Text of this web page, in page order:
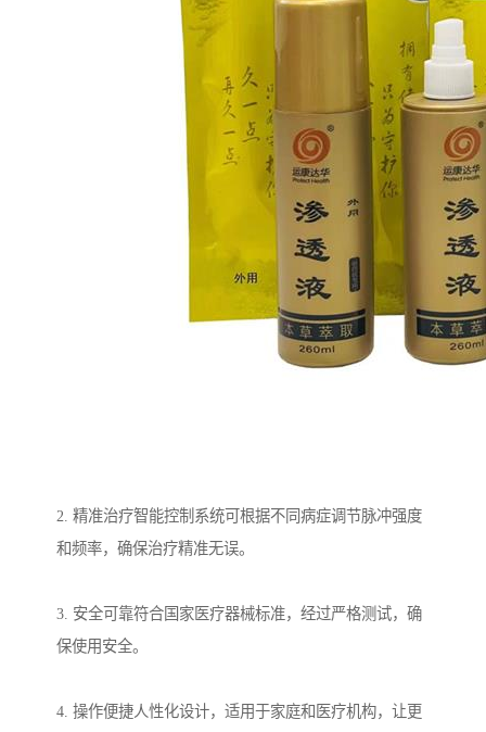
2. 精准治疗智能控制系统可根据不同病症调节脉冲强度
和频率，确保治疗精准无误。
3. 安全可靠符合国家医疗器械标准，经过严格测试，确
保使用安全。
4. 操作便捷人性化设计，适用于家庭和医疗机构，让更